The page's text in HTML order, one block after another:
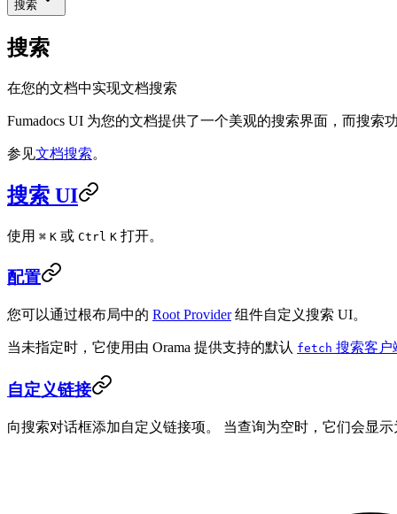
搜索
搜索
在您的文档中实现文档搜索
Fumadocs UI 为您的文档提供了一个美观的搜索界面，而搜索
参见文档搜索。
搜索 UI
使用 ⌘ K 或 Ctrl K 打开。
配置
您可以通过根布局中的 Root Provider组件自定义搜索 UI。
当未指定时，它使用由 Orama 提供支持的默认 fetch 搜索客户
自定义链接
向搜索对话框添加自定义链接项。 当查询为空时，它们会显